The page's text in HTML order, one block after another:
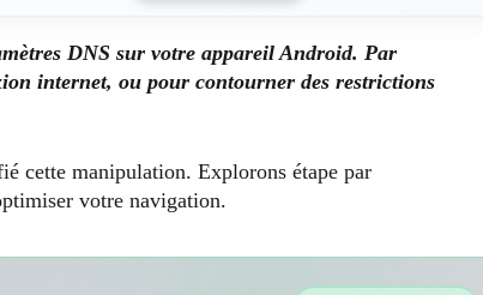
DNS sur votre appareil Android. Par
internet, ou pour contourner des restrictions
cette manipulation. Explorons étape par
votre navigation.